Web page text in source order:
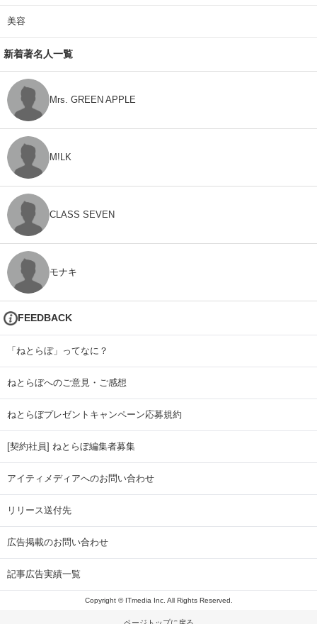
美容
新着著名人一覧
Mrs. GREEN APPLE
M!LK
CLASS SEVEN
モナキ
FEEDBACK
「ねとらぼ」ってなに？
ねとらぼへのご意見・ご感想
ねとらぼプレゼントキャンペーン応募規約
[契約社員] ねとらぼ編集者募集
アイティメディアへのお問い合わせ
リリース送付先
広告掲載のお問い合わせ
記事広告実績一覧
Copyright © ITmedia Inc. All Rights Reserved.